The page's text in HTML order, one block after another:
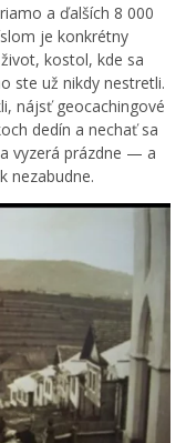
a ďalších 8 000
je konkrétny
kostol, kde sa
ste už nikdy nestretli.
nájsť geocachingové
dedín a nechať sa
vyzerá prázdne — a
nezabudne.